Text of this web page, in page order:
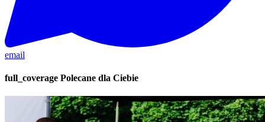
email
full_coverage Polecane dla Ciebie